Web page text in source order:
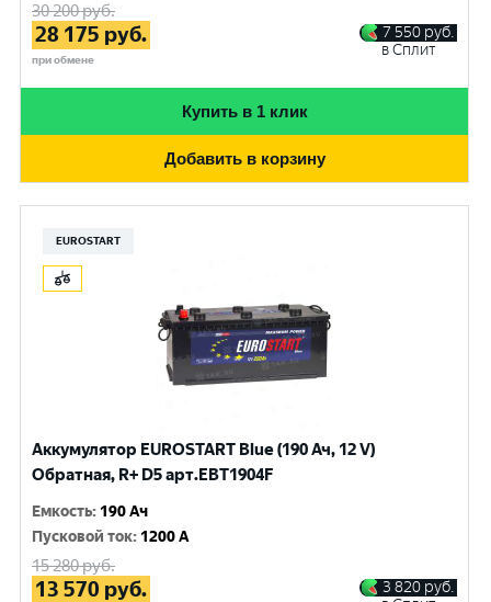
30 200руб.
28 175 руб.
при обмене
7 550 руб.
в Сплит
Купить в 1 клик
Добавить в корзину
EUROSTART
Аккумулятор EUROSTART Blue (190 Ач, 12 V)
Обратная, R+ D5 арт.EBT1904F
Емкость: 190 Ач
Пусковой ток: 1200 A
15 280руб.
13 570 руб. 3 820 руб.